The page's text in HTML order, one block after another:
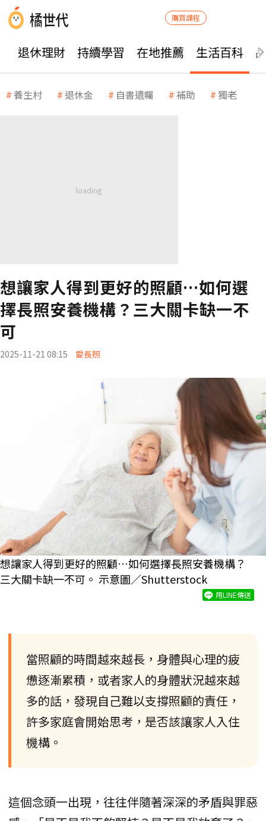
購買課程
退休理財 持續學習 在地推薦 生活百科
養生村 退休金 自書遺囑 補助 獨老
想讓家人得到更好的照顧…如何選
擇長照安養機構？三大關卡缺一不
可
2025-11-21 08:15 愛長照
想讓家人得到更好的照顧…如何選擇長照安養機構？
三大關卡缺一不可。 示意圖／Shutterstock
用LINE傳送
當照顧的時間越來越長，身體與心理的疲
憊逐漸累積，或者家人的身體狀況越來越
多的話，發現自己難以支撐照顧的責任，
許多家庭會開始思考，是否該讓家人入住
機構。
這個念頭一出現，往往伴隨著深深的矛盾與罪惡